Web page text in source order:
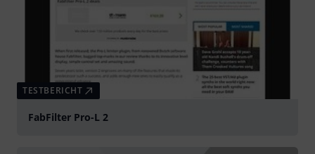
TESTBERICHT
FabFilter Pro-L 2